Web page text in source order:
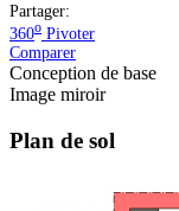
Partager:
360o Pivoter
Comparer
Conception de base
Image miroir
Plan de sol